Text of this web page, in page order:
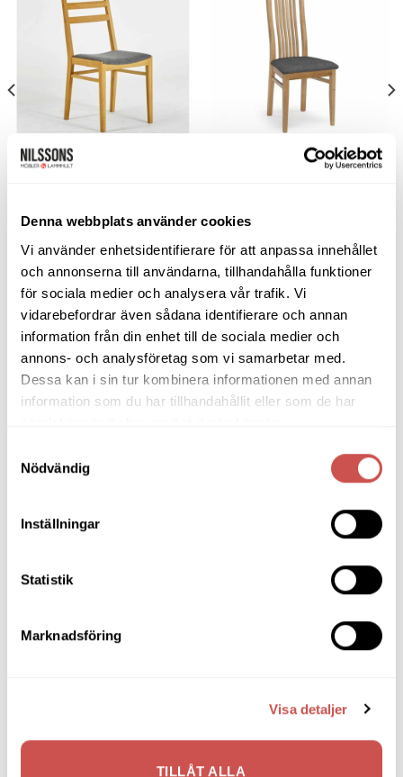
Denna webbplats använder cookies
Vi använder enhetsidentifierare för att anpassa innehållet
och annonserna till användarna, tillhandahålla funktioner
för sociala medier och analysera vår trafik. Vi
vidarebefordrar även sådana identifierare och annan
information från din enhet till de sociala medier och
annons- och analysföretag som vi samarbetar med.
Dessa kan i sin tur kombinera informationen med annan
information som du har tillhandahållit eller som de har
Nödvändig
Inställningar
Statistik
Marknadsföring
Visa detaljer
TILLÅT ALLA
önskelistan
8.800kr
STOLAR
SORTIMENT
Barbord
Belysning
Bäddsoffor
Ljusbelysta Glastavlor